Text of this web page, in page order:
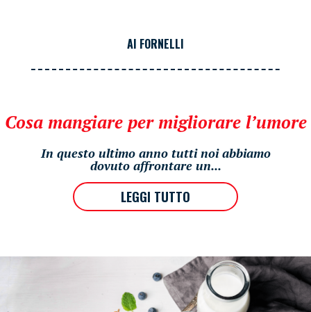
AI FORNELLI
Cosa mangiare per migliorare l’umore
In questo ultimo anno tutti noi abbiamo
dovuto affrontare un...
LEGGI TUTTO